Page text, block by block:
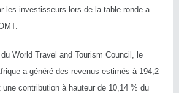
les investisseurs lors de la table ronde a
du World Travel and Tourism Council, le
a généré des revenus estimés à 194,2
contribution à hauteur de 10,14 % du